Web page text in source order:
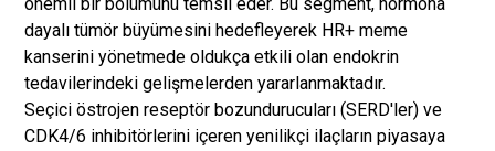
dayalı tümör büyümesini hedefleyerek HR+ meme
kanserini yönetmede oldukça etkili olan endokrin
tedavilerindeki gelişmelerden yararlanmaktadır.
Seçici östrojen reseptör bozundurucuları (SERD'ler) ve
CDK4/6 inhibitörlerini içeren yenilikçi ilaçların piyasaya